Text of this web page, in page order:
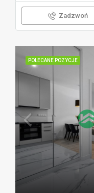
Zadzwoń
POLECANE POZYCJE